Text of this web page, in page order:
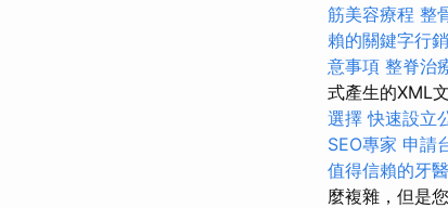
筋美容療程 整
賴的關鍵字行
意事項 整脊治
式產生的XML
選擇 快速設立
SEO專家 申請
值得信賴的牙醫
麼複雜，但是